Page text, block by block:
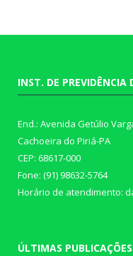
INST. DE PREVIDÊNCIA
End.: Avenida Getúlio
Cachoeira do Piriá-PA
CEP: 68617-000
Fone: (91) 98632-5764
Horário de atendimento:
ÚLTIMAS PUBLICAÇÕES